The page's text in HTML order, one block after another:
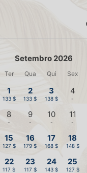
Setembro 2026
Ter Qua Qui Sex
1
133 $
2
133 $
3
138 $
4
-
8
-
9
-
10
-
11
-
15
127 $
16
179 $
17
168 $
18
148 $
22
117 $
23
117 $
24
143 $
25
127 $